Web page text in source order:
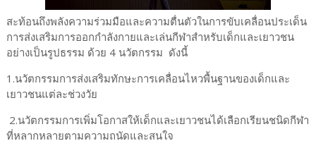
สะท้อนถึงพลังความร่วมมือและความตื่นตัวในการขับเคลื่อนประเด็น
การส่งเสริมการออกกำลังกายและเล่นกีฬาสำหรับเด็กและเยาวชน
อย่างเป็นรูปธรรม ด้วย ​4 นวัตกรรม ดังนี้
1.นวัตกรรมการส่งเสริมทักษะการเคลื่อนไหวพื้นฐานของเด็กและ
เยาวชนแต่ละช่วงวัย
2.นวัตกรรมการเพิ่มโอกาสให้เด็กและเยาวชนได้เลือกเรียนชนิดกีฬา
ที่หลากหลายตามความถนัดและสนใจ